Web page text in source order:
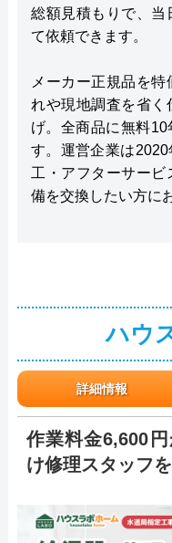
総額見積もりで、当
て依頼できます。
メーカー正規品を
れや現地調査を省く
げ。全商品に無料
す。運営企業は
工・アフターサー
備を交換したい方に
ハウ
詳細情報
作業料金6,600
け修理スタッフ